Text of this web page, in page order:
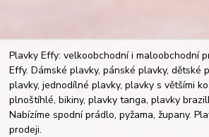
Plavky Effy: velkoobchodní i maloobchodní
Effy. Dámské plavky, pánské plavky, dětské
plavky, jednodílné plavky, plavky s většími
plnoštíhlé, bikiny, plavky tanga, plavky
Nabízíme spodní prádlo, pyžama, župany.
prodeji.